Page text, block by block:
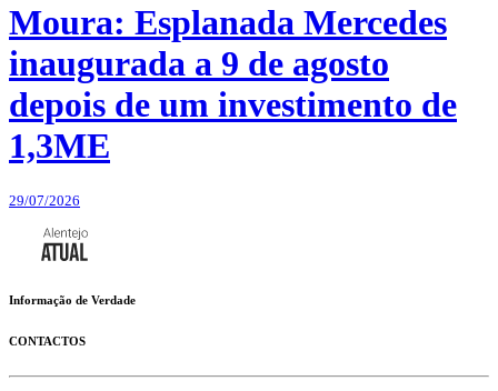
Moura: Esplanada Mercedes
inaugurada a 9 de agosto
depois de um investimento de
1,3ME
29/07/2026
Informação de Verdade
CONTACTOS